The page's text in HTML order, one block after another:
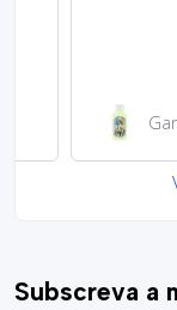
Subscreva a